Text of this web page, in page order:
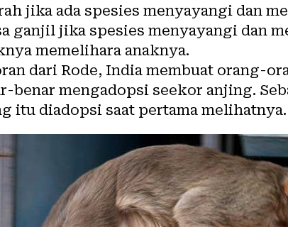
jika ada spesies menyayangi dan
ganjil jika spesies menyayangi dan
memelihara anaknya.
dari Rode, India membuat orang-
benar mengadopsi seekor anjing.
itu diadopsi saat pertama melihatnya.